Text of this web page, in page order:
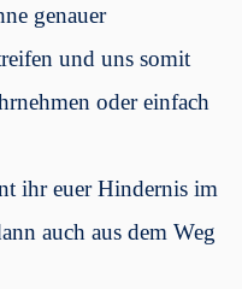
genauer
und uns somit
oder einfach
ihr euer Hindernis im
auch aus dem Weg